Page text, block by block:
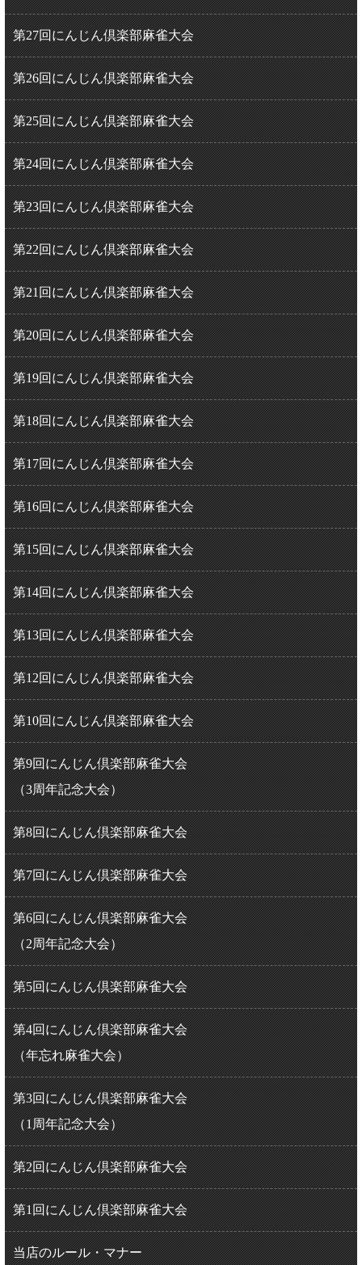
第27回にんじん倶楽部麻雀大会
第26回にんじん倶楽部麻雀大会
第25回にんじん倶楽部麻雀大会
第24回にんじん倶楽部麻雀大会
第23回にんじん倶楽部麻雀大会
第22回にんじん倶楽部麻雀大会
第21回にんじん倶楽部麻雀大会
第20回にんじん倶楽部麻雀大会
第19回にんじん倶楽部麻雀大会
第18回にんじん倶楽部麻雀大会
第17回にんじん倶楽部麻雀大会
第16回にんじん倶楽部麻雀大会
第15回にんじん倶楽部麻雀大会
第14回にんじん倶楽部麻雀大会
第13回にんじん倶楽部麻雀大会
第12回にんじん倶楽部麻雀大会
第10回にんじん倶楽部麻雀大会
第9回にんじん倶楽部麻雀大会
（3周年記念大会）
第8回にんじん倶楽部麻雀大会
第7回にんじん倶楽部麻雀大会
第6回にんじん倶楽部麻雀大会
（2周年記念大会）
第5回にんじん倶楽部麻雀大会
第4回にんじん倶楽部麻雀大会
（年忘れ麻雀大会）
第3回にんじん倶楽部麻雀大会
（1周年記念大会）
第2回にんじん倶楽部麻雀大会
第1回にんじん倶楽部麻雀大会
当店のルール・マナー